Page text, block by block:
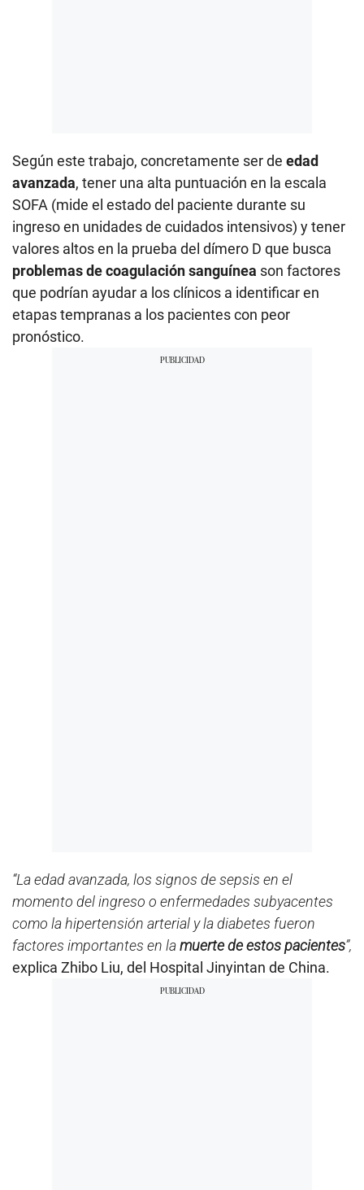
Según este trabajo, concretamente ser de edad
avanzada, tener una alta puntuación en la escala
SOFA (mide el estado del paciente durante su
ingreso en unidades de cuidados intensivos) y tener
valores altos en la prueba del dímero D que busca
problemas de coagulación sanguínea son factores
que podrían ayudar a los clínicos a identificar en
etapas tempranas a los pacientes con peor
pronóstico.
“La edad avanzada, los signos de sepsis en el
momento del ingreso o enfermedades subyacentes
como la hipertensión arterial y la diabetes fueron
factores importantes en lamuerte de estos pacientes”,
explica Zhibo Liu, del Hospital Jinyintan de China.